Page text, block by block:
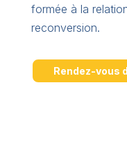
formée à la
reconversion.
Rendez-vous